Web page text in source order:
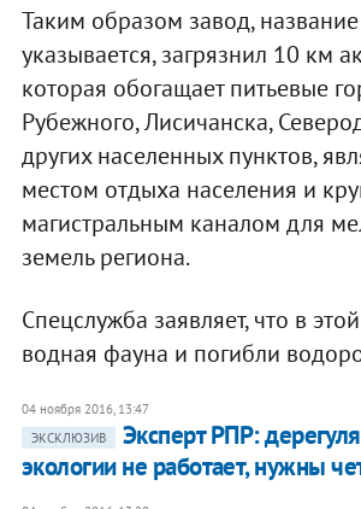
Таким образом завод,
указывается, загрязнил 10 км
которая обогащает питьевые
Рубежного, Лисичанска,
других населенных пунктов,
местом отдыха населения и
магистральным каналом для
земель региона.
Спецслужба заявляет, что в
водная фауна и погибли
04 ноября 2016, 13:47
ЭКСКЛЮЗИВ
Эксперт РПР:
экологии не работает, нужны